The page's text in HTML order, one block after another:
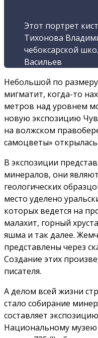
Этот портрет
Тихонова
чебоксарской
Васильев
Небольшой по
мигматит, когда-то
метров над уровнем
новую экспозицию
на волжском
самоцветы»
В экспозиции
минералов, они
геологических
место уделено
которых ведется на
малахит, горный
яшма и так далее.
представлены через
Создание этих
писателя.
А делом всей жизни
стало собирание
составляет
Национальному